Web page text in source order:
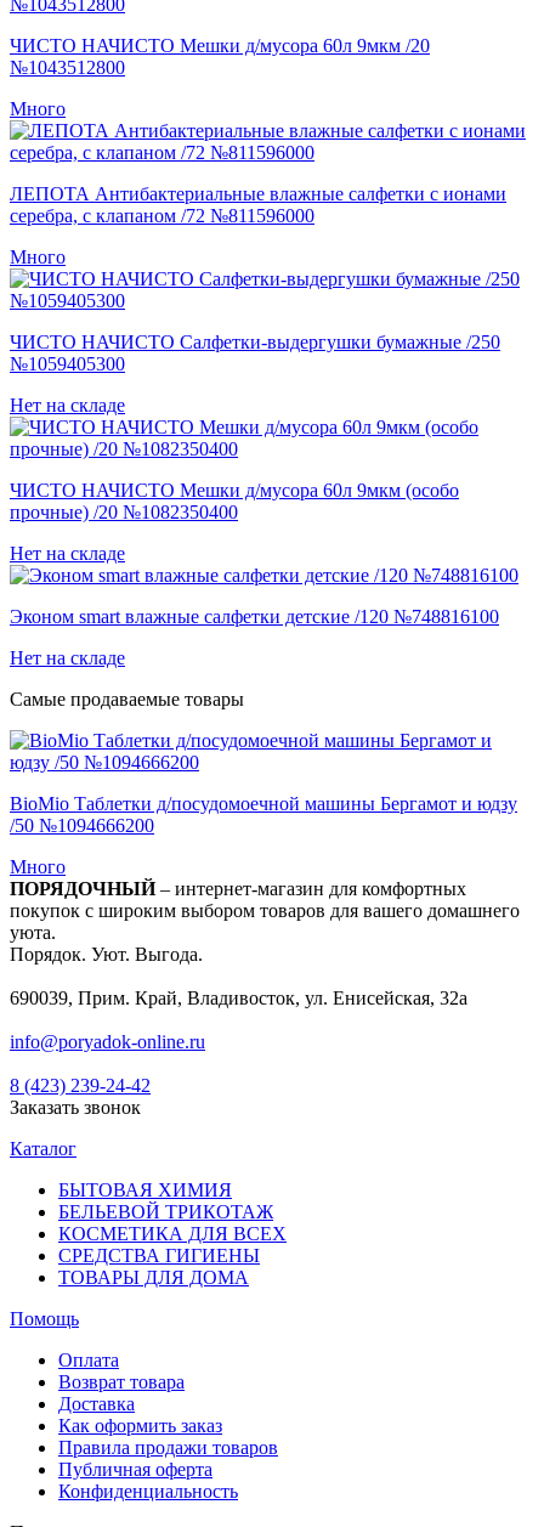
ЧИСТО НАЧИСТО Мешки д/мусора 60л 9мкм /20
№1043512800
Много
ЛЕПОТА Антибактериальные влажные салфетки с ионами
серебра, с клапаном /72 №811596000
Много
ЧИСТО НАЧИСТО Салфетки-выдергушки бумажные /250
№1059405300
Нет на складе
ЧИСТО НАЧИСТО Мешки д/мусора 60л 9мкм (особо
прочные) /20 №1082350400
Нет на складе
Эконом smart влажные салфетки детские /120 №748816100
Нет на складе
Самые продаваемые товары
BioMio Таблетки д/посудомоечной машины Бергамот и юдзу
/50 №1094666200
Много
ПОРЯДОЧНЫЙ– интернет-магазин для комфортных
покупок с широким выбором товаров для вашего домашнего
уюта.
Порядок. Уют. Выгода.
690039, Прим. Край, Владивосток, ул. Енисейская, 32а
info@poryadok-online.ru
8 (423) 239-24-42
Заказать звонок
Каталог
БЫТОВАЯ ХИМИЯ
БЕЛЬЕВОЙ ТРИКОТАЖ
КОСМЕТИКА ДЛЯ ВСЕХ
СРЕДСТВА ГИГИЕНЫ
ТОВАРЫ ДЛЯ ДОМА
Помощь
Оплата
Возврат товара
Доставка
Как оформить заказ
Правила продажи товаров
Публичная оферта
Конфиденциальность